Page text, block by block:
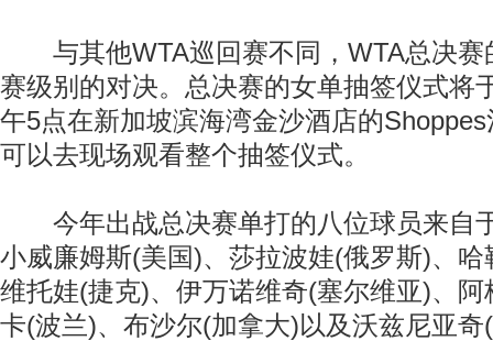
与其他WTA巡回赛不同，WTA总决赛
赛级别的对决。总决赛的女单抽签仪式将
午5点在新加坡滨海湾金沙酒店的
可以去现场观看整个抽签仪式。
今年出战总决赛单打的八位球员来自
小威廉姆斯(美国)、莎拉波娃(俄罗斯)、
维托娃(捷克)、伊万诺维奇(塞尔维亚)、
卡(波兰)、布沙尔(加拿大)以及沃兹尼亚奇